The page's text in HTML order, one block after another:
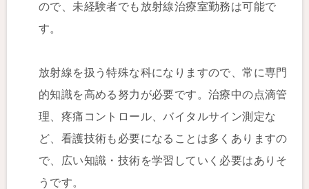
ので、未経験者でも放射線治療室勤務は可能で
す。
放射線を扱う特殊な科になりますので、常に専門
的知識を高める努力が必要です。治療中の点滴管
理、疼痛コントロール、バイタルサイン測定な
ど、看護技術も必要になることは多くありますの
で、広い知識・技術を学習していく必要はありそ
うです。